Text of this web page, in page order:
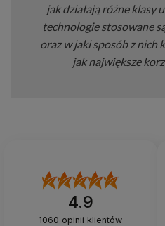
jak działają różne klasy
technologie stosowane
oraz w jaki sposób z nich
jak największe
4.9
1060 opinii klientów